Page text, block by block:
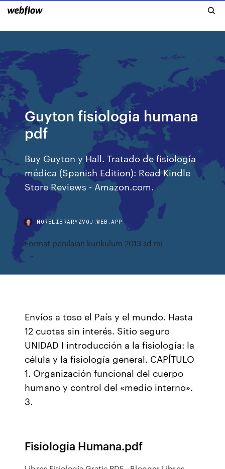
Guyton fisiologia humana
pdf
Buy Guyton y Hall. Tratado de fisiología
médica (Spanish Edition): Read Kindle
Store Reviews - Amazon.com.
MORELIBRARYZVOJ.WEB.APP
Format penilaian kurikulum 2013 sd mi
Envíos a toso el País y el mundo. Hasta
12 cuotas sin interés. Sitio seguro
UNIDAD I introducción a la fisiología: la
célula y la fisiología general. CAPÍTULO
1. Organización funcional del cuerpo
humano y control del «medio interno».
3.
Fisiologia Humana.pdf